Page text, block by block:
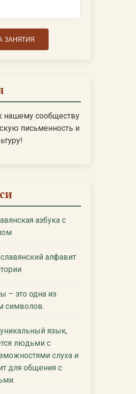
ЗАНЯТИЯ
нашему сообществу
письменность и
азбука с
алфавит
– это одна из
символов.
язык,
людьми с
слуха и
для общения с